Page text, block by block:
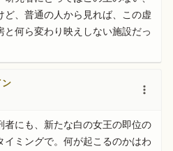
、普通の人から見れば、この虚
何ら変わり映えしない施設だっ
ン
者にも、新たな白の女王の即位の
ミングで。何が起こるのかはわ